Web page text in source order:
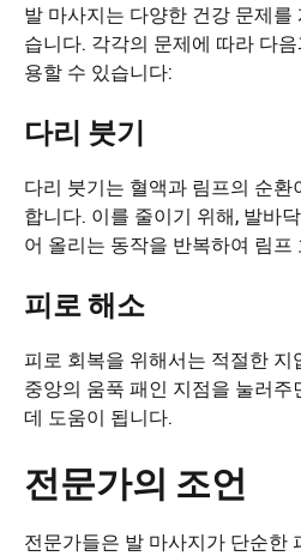
발 마사지는 다양한 건강 문제를
습니다. 각각의 문제에 따라 다
용할 수 있습니다:
다리 붓기
다리 붓기는 혈액과 림프의 순환
합니다. 이를 줄이기 위해, 발바
어 올리는 동작을 반복하여 림프
피로 해소
피로 회복을 위해서는 적절한
중앙의 움푹 패인 지점을 눌러
데 도움이 됩니다.
전문가의 조언
전문가들은 발 마사지가 단순한